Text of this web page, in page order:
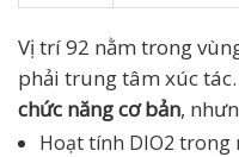
Vị trí 92 nằm trong
phải trung tâm xúc
chức năng cơ bản,
Hoạt tính DIO2 trong